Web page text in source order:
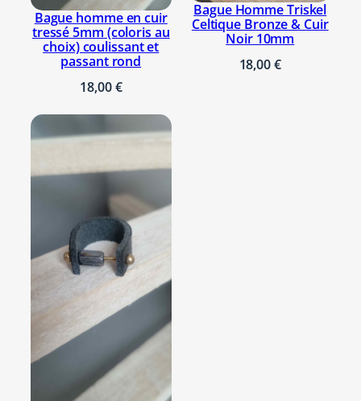
Bague homme en cuir
tressé 5mm (coloris au
choix) coulissant et
passant rond
18,00€
Bague Homme Triskel
Celtique Bronze & Cuir
Noir 10mm
18,00€